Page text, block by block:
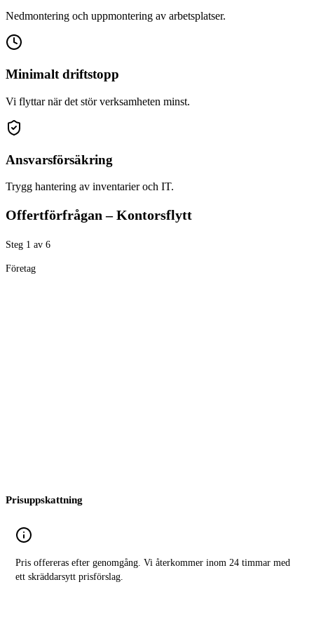
Nedmontering och uppmontering av arbetsplatser.
Minimalt driftstopp
Vi flyttar när det stör verksamheten minst.
Ansvarsförsäkring
Trygg hantering av inventarier och IT.
Offertförfrågan – Kontorsflytt
Steg 1 av 6
Företag
Prisuppskattning
Pris offereras efter genomgång. Vi återkommer inom 24 timmar med
ett skräddarsytt prisförslag.